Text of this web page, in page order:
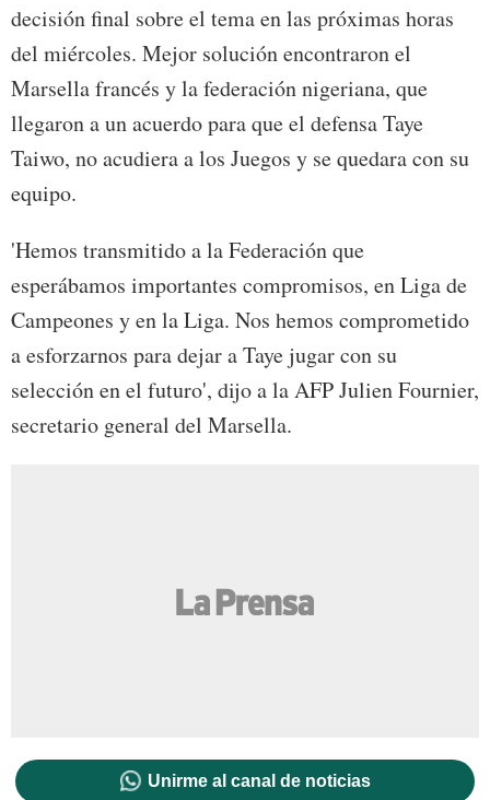
decisión final sobre el tema en las próximas horas
del miércoles. Mejor solución encontraron el
Marsella francés y la federación nigeriana, que
llegaron a un acuerdo para que el defensa Taye
Taiwo, no acudiera a los Juegos y se quedara con su
equipo.
'Hemos transmitido a la Federación que
esperábamos importantes compromisos, en Liga de
Campeones y en la Liga. Nos hemos comprometido
a esforzarnos para dejar a Taye jugar con su
selección en el futuro', dijo a la AFP Julien Fournier,
secretario general del Marsella.
Unirme al canal de noticias